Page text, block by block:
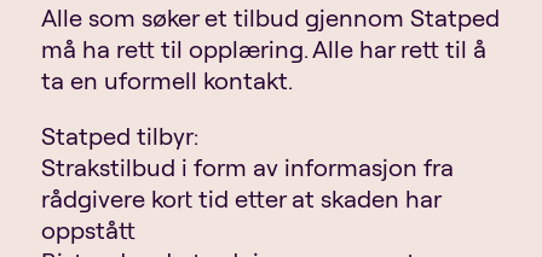
Alle som søker et tilbud gjennom Statped
må ha rett til opplæring. Alle har rett til å
ta en uformell kontakt.
Statped tilbyr:
Strakstilbud i form av informasjon fra
rådgivere kort tid etter at skaden har
oppstått